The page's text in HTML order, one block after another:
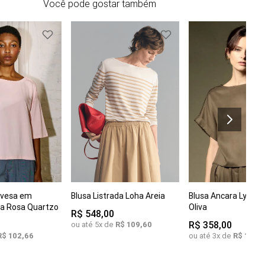
Você pode gostar também
em
Rosa Quartzo
102,66
P M COMPRAR
Blusa Listrada Loha Areia
R$ 548,00
ou até 5x de R$ 109,60
P M G
Blusa Ancara
Oliva
R$ 358,00
ou até 3x de R$ 119